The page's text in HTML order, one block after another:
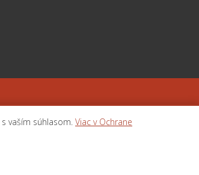
vaším súhlasom. Viac v Ochrane